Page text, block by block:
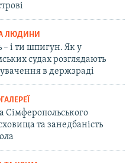
ЛЮДИНИ
і ти шпигун. Як у
судах розглядають
в держзраді
Сімферопольського
та занедбаність